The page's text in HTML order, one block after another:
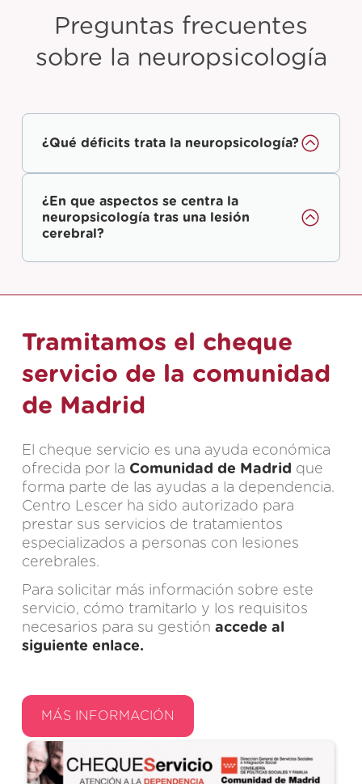
Preguntas frecuentes
sobre la neuropsicología
¿Qué déficits trata la neuropsicología?
¿En que aspectos se centra la
neuropsicología tras una lesión
cerebral?
Tramitamos el cheque
servicio de la comunidad
de Madrid
El cheque servicio es una ayuda económica
ofrecida por la Comunidad de Madrid que
forma parte de las ayudas a la dependencia.
Centro Lescer ha sido autorizado para
prestar sus servicios de tratamientos
especializados a personas con lesiones
cerebrales.
Para solicitar más información sobre este
servicio, cómo tramitarlo y los requisitos
necesarios para su gestión accede al
siguiente enlace.
MÁS INFORMACIÓN